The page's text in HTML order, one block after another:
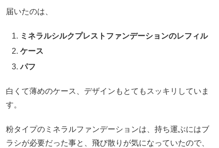
届いたのは、
ミネラルシルクプレストファンデーションのレフィル
ケース
パフ
白くて薄めのケース、デザインもとてもスッキリしていま
す。
粉タイプのミネラルファンデーションは、持ち運ぶにはブ
ラシが必要だった事と、飛び散りが気になっていたので、